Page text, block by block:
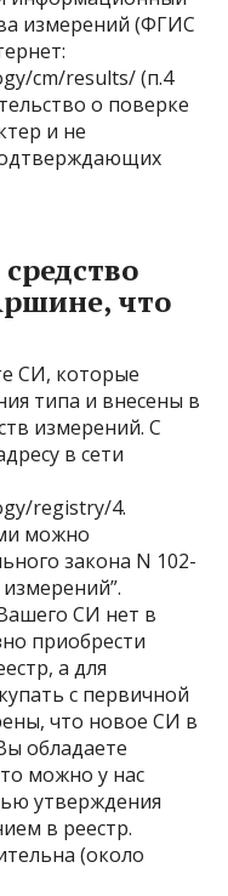
измерений (ФГИС
cm/results/ (п.4
о поверке
и не
что
СИ, которые
типа и внесены в
измерений. С
в сети
registry/4.
можно
закона N 102-
СИ нет в
приобрести
а для
с первичной
что новое СИ в
обладаете
можно у нас
утверждения
в реестр.
(около